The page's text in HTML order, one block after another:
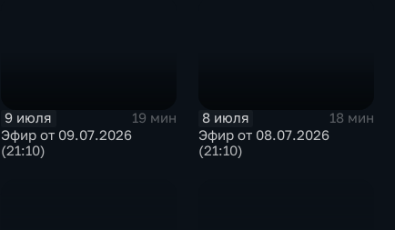
9 июля
19 мин
Эфир от 09.07.2026
(21:10)
8 июля
18 мин
Эфир от 08.07.2026
(21:10)